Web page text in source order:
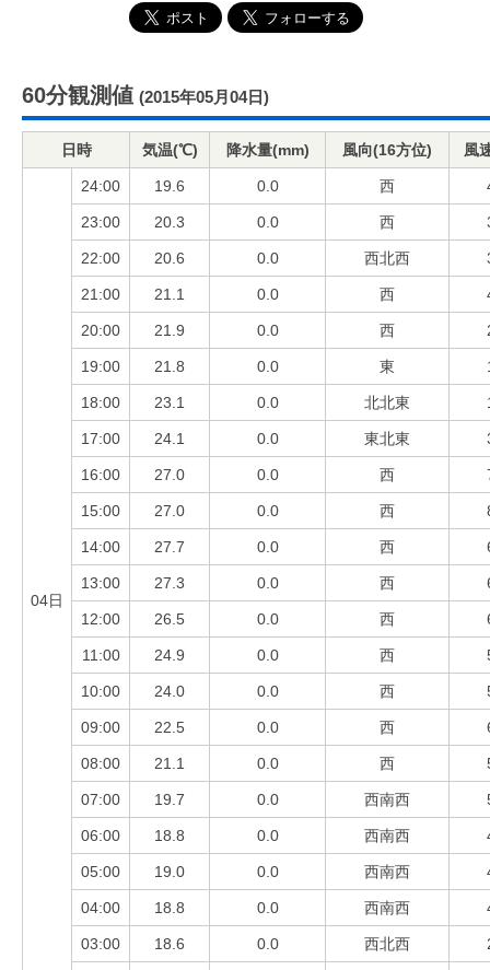
60分観測値 (2015年05月04日)
日時 気温(℃) 降水量(mm) 風向(16方位) 風
04日
24:00 19.6 0.0 西
23:00 20.3 0.0 西
22:00 20.6 0.0 西北西
21:00 21.1 0.0 西
20:00 21.9 0.0 西
19:00 21.8 0.0 東
18:00 23.1 0.0 北北東
17:00 24.1 0.0 東北東
16:00 27.0 0.0 西
15:00 27.0 0.0 西
14:00 27.7 0.0 西
13:00 27.3 0.0 西
12:00 26.5 0.0 西
11:00 24.9 0.0 西
10:00 24.0 0.0 西
09:00 22.5 0.0 西
08:00 21.1 0.0 西
07:00 19.7 0.0 西南西
06:00 18.8 0.0 西南西
05:00 19.0 0.0 西南西
04:00 18.8 0.0 西南西
03:00 18.6 0.0 西北西